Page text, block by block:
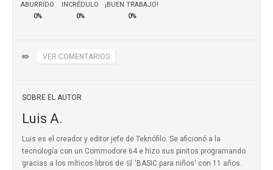
ABURRIDO
0%
INCRÉDULO
0%
¡BUEN TRABAJO!
0%
✏️ VER COMENTARIOS
SOBRE EL AUTOR
Luis A.
Luis es el creador y editor jefe de Teknófilo. Se aficionó a la
tecnología con un Commodore 64 e hizo sus pinitos programando
gracias a los míticos libros de 🛒 'BASIC para niños' con 11 años.